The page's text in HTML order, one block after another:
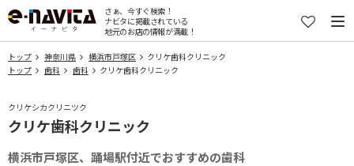
さぁ、今すぐ検索！
ナビタに掲載されている
地元のお店の情報が満載！
トップ 神奈川県 横浜市戸塚区
クリケ歯科クリニック
トップ
歯科 歯科 クリケ歯科クリニック
クリケシカクリニツク
クリケ歯科クリニック
横浜市戸塚区、踊場駅付近でおすすめの歯科